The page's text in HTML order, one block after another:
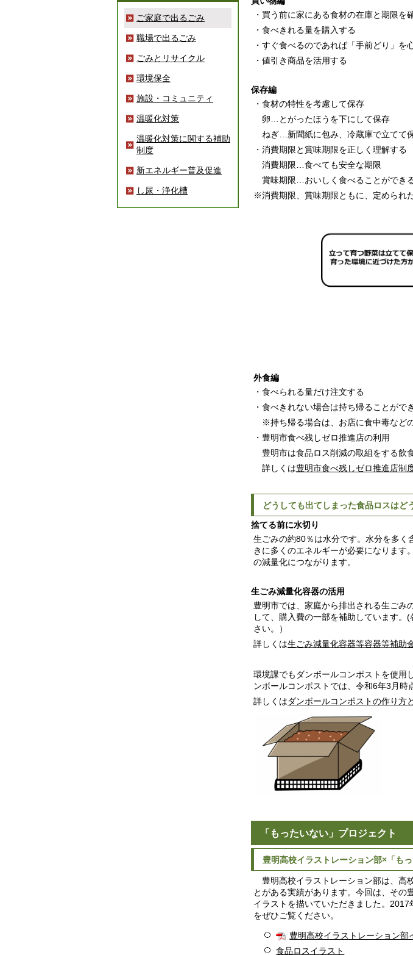
ご家庭で出るごみ
職場で出るごみ
ごみとリサイクル
環境保全
施設・コミュニティ
温暖化対策
温暖化対策に関する補助
制度
新エネルギー普及促進
し尿・浄化槽
・買う前に家にある食材の在庫と期限を
・食べきれる量を購入する
・すぐ食べるのであれば「手前どり」を
・値引き商品を活用する
保存編
・食材の特性を考慮して保存
卵…とがったほうを下にして保存
ねぎ…新聞紙に包み、冷蔵庫で立てて
・消費期限と賞味期限を正しく理解する
消費期限…食べても安全な期限
賞味期限…おいしく食べることができ
※消費期限、賞味期限ともに、定められ
外食編
・食べられる量だけ注文する
・食べきれない場合は持ち帰ることがで
※持ち帰る場合は、お店に食中毒など
・豊明市食べ残しゼロ推進店の利用
豊明市は食品ロス削減の取組をする飲
詳しくは豊明市食べ残しゼロ推進店制
どうしても出てしまった食品ロスはど
捨てる前に水切り
生ごみの約80％は水分です。水分を多く
きに多くのエネルギーが必要になります
の減量化につながります。
生ごみ減量化容器の活用
豊明市では、家庭から排出される生ごみ
して、購入費の一部を補助しています
さい。）
詳しくは生ごみ減量化容器等容器等補助
環境課でもダンボールコンポストを使用
ンボールコンポストでは、令和6年3月時
詳しくはダンボールコンポストの作り方
「もったいない」プロジェクト
豊明高校イラストレーション部×「も
豊明高校イラストレーション部は、高
とがある実績があります。今回は、その
イラストを描いていただきました。
をぜひご覧ください。
豊明高校イラストレーション部
食品ロスイラスト